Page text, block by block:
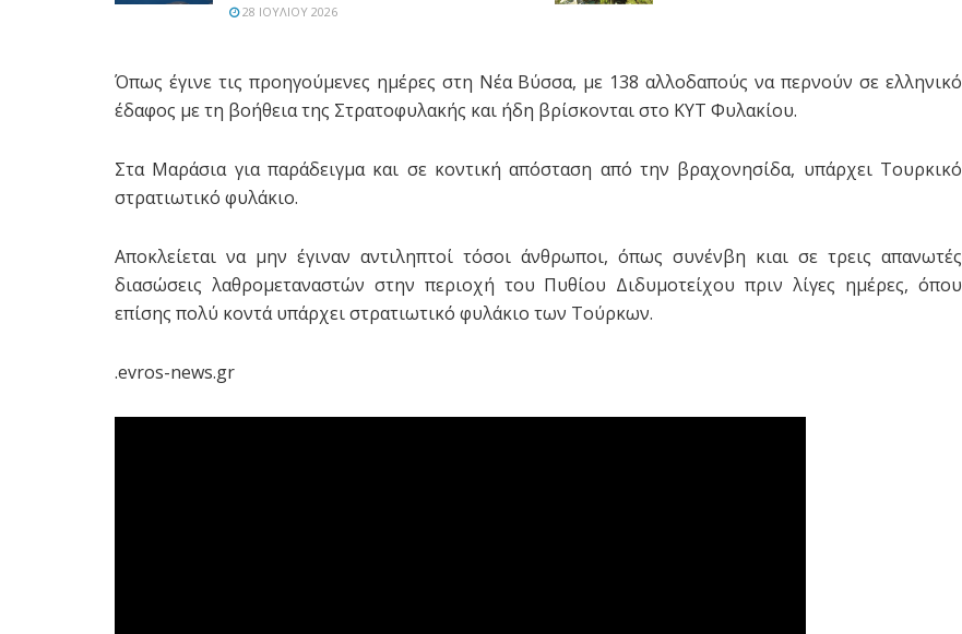
28 ΙΟΥΛΊΟΥ 2026
Όπως έγινε τις προηγούμενες ημέρες στη Νέα Βύσσα, με 138 αλλοδαπούς να περνούν σε ελληνικό
έδαφος με τη βοήθεια της Στρατοφυλακής και ήδη βρίσκονται στο ΚΥΤ Φυλακίου.
Στα Μαράσια για παράδειγμα και σε κοντική απόσταση από την βραχονησίδα, υπάρχει Τουρκικό
στρατιωτικό φυλάκιο.
Αποκλείεται να μην έγιναν αντιληπτοί τόσοι άνθρωποι, όπως συνένβη κιαι σε τρεις απανωτές
διασώσεις λαθρομεταναστών στην περιοχή του Πυθίου Διδυμοτείχου πριν λίγες ημέρες, όπου
επίσης πολύ κοντά υπάρχει στρατιωτικό φυλάκιο των Τούρκων.
.evros-news.gr